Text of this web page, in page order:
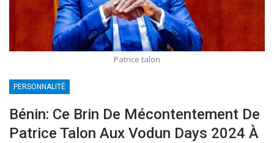
Patrice talon
PERSONNALITÉ
Bénin: Ce Brin De Mécontentement De
Patrice Talon Aux Vodun Days 2024 À